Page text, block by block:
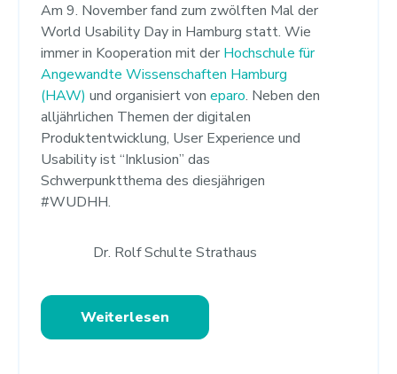
Am 9. November fand zum zwölften Mal der
World Usability Day in Hamburg statt. Wie
immer in Kooperation mit der Hochschule für
Angewandte Wissenschaften Hamburg
(HAW) und organisiert von eparo. Neben den
alljährlichen Themen der digitalen
Produktentwicklung, User Experience und
Usability ist “Inklusion” das
Schwerpunktthema des diesjährigen
#WUDHH.
Dr. Rolf Schulte Strathaus
Weiterlesen